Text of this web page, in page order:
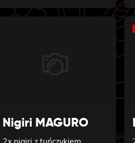
Nigiri MAGURO